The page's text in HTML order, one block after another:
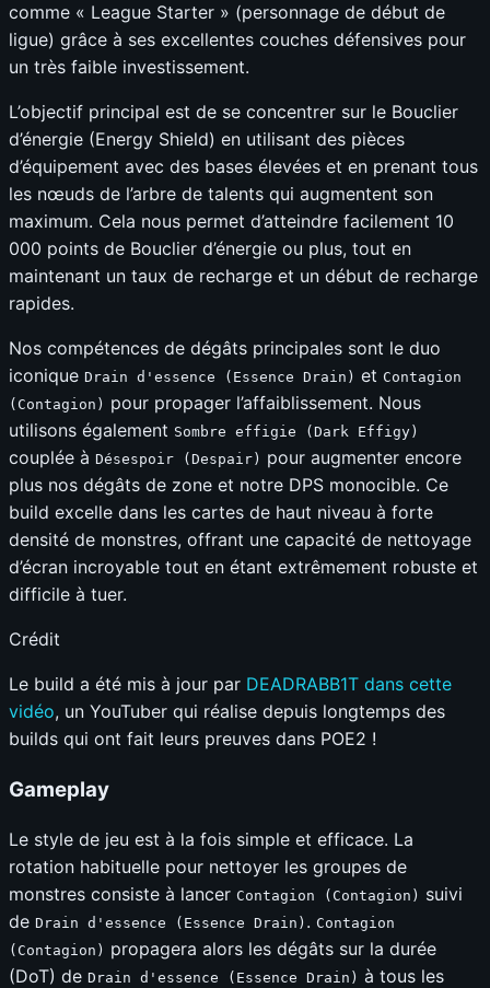
comme « League Starter » (personnage de début de
ligue) grâce à ses excellentes couches défensives pour
un très faible investissement.
L’objectif principal est de se concentrer sur le Bouclier
d’énergie (Energy Shield) en utilisant des pièces
d’équipement avec des bases élevées et en prenant tous
les nœuds de l’arbre de talents qui augmentent son
maximum. Cela nous permet d’atteindre facilement 10
000 points de Bouclier d’énergie ou plus, tout en
maintenant un taux de recharge et un début de recharge
rapides.
Nos compétences de dégâts principales sont le duo
iconique Drain d'essence (Essence Drain) et Contagion
(Contagion) pour propager l’affaiblissement. Nous
utilisons également Sombre effigie (Dark Effigy)
couplée à Désespoir (Despair) pour augmenter encore
plus nos dégâts de zone et notre DPS monocible. Ce
build excelle dans les cartes de haut niveau à forte
densité de monstres, offrant une capacité de nettoyage
d’écran incroyable tout en étant extrêmement robuste et
difficile à tuer.
Crédit
Le build a été mis à jour par DEADRABB1T dans cette
vidéo, un YouTuber qui réalise depuis longtemps des
builds qui ont fait leurs preuves dans POE2 !
Gameplay
Le style de jeu est à la fois simple et efficace. La
rotation habituelle pour nettoyer les groupes de
monstres consiste à lancer Contagion (Contagion) suivi
de Drain d'essence (Essence Drain) . Contagion
(Contagion) propagera alors les dégâts sur la durée
(DoT) de Drain d'essence (Essence Drain) à tous les